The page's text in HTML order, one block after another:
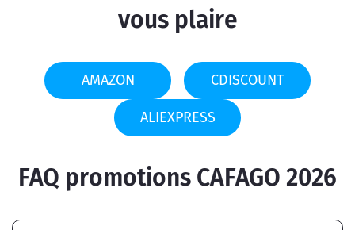
vous plaire
AMAZON CDISCOUNT
ALIEXPRESS
FAQ promotions CAFAGO 2026